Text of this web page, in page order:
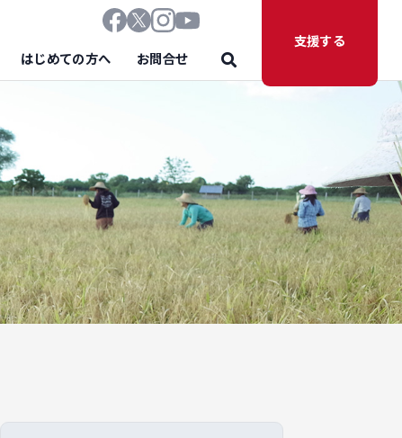
はじめての方へ お問合せ
支援する